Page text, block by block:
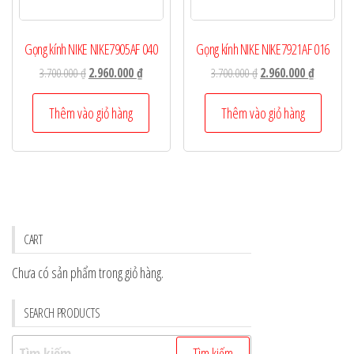
Gọng kính NIKE NIKE7905AF 040
3.700.000₫Giá
gốc
là:
3.700.000 ₫.
2.960.000₫Giá
hiện
là:
2.960.000 ₫.
Thêm vào giỏ hàng
Gọng kính NIKE NIKE7921AF 016
3.700.000₫Giá
gốc
là:
3.700.000 ₫.
2.960.000₫Giá
hiện
là:
Thêm vào giỏ hàng
CART
Chưa có sản phẩm trong giỏ hàng.
SEARCH PRODUCTS
Tìm